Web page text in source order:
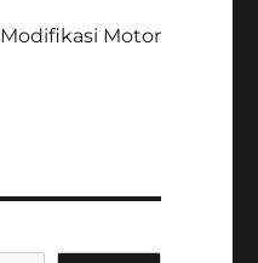
Modifikasi Motor